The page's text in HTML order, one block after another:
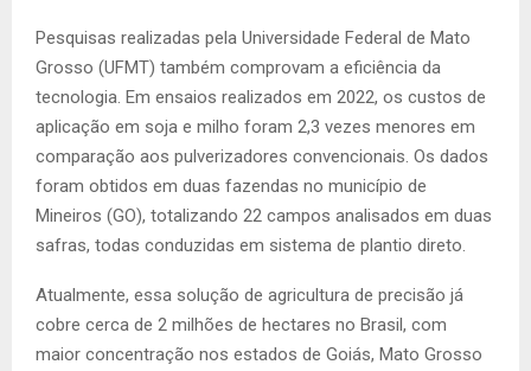
Pesquisas realizadas pela Universidade Federal de Mato
Grosso (UFMT) também comprovam a eficiência da
tecnologia. Em ensaios realizados em 2022, os custos de
aplicação em soja e milho foram 2,3 vezes menores em
comparação aos pulverizadores convencionais. Os dados
foram obtidos em duas fazendas no município de
Mineiros (GO), totalizando 22 campos analisados em duas
safras, todas conduzidas em sistema de plantio direto.
Atualmente, essa solução de agricultura de precisão já
cobre cerca de 2 milhões de hectares no Brasil, com
maior concentração nos estados de Goiás, Mato Grosso